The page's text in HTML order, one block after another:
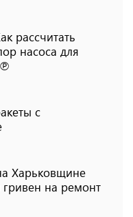
рассчитать
насоса для
с
Харьковщине
на ремонт